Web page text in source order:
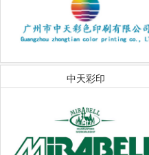
中天彩印